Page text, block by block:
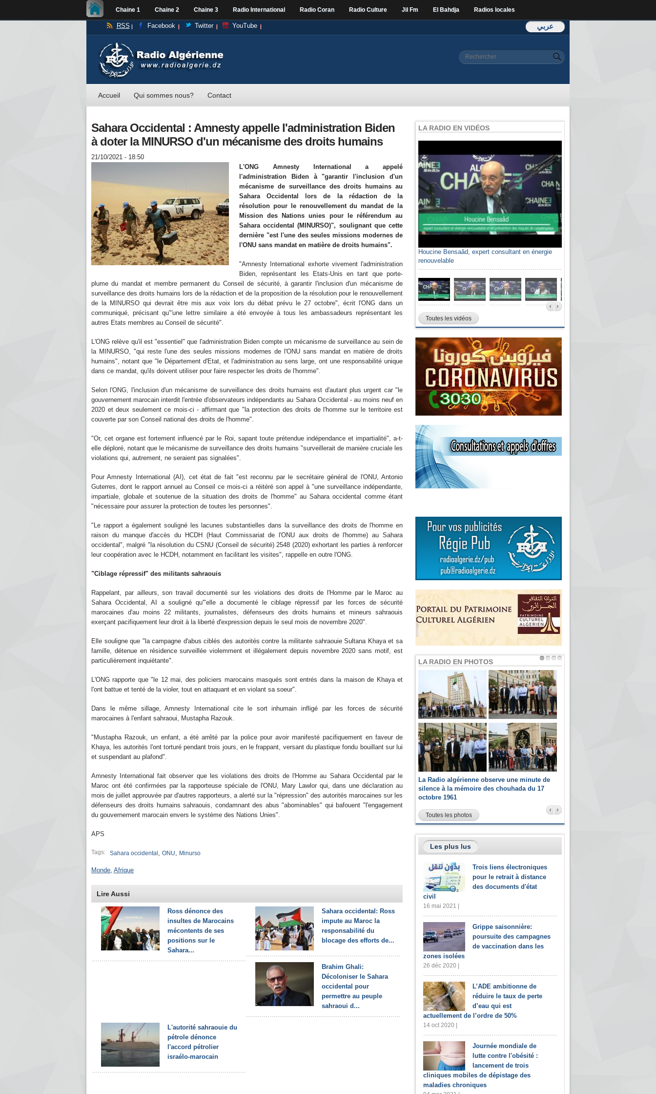
Chaine 1 Chaine 2 Chaine 3 Radio International Radio Coran Radio Culture Jil Fm El Bahdja Radios locales
عربي RSS Facebook Twitter YouTube
Formulaire de
Rechercher
Accueil Qui sommes nous? Contact
Sahara Occidental : Amnesty appelle l'administration Biden
à doter la MINURSO d'un mécanisme des droits humains
21/10/2021 - 18:50
L'ONG Amnesty International a appelé
l'administration Biden à "garantir l'inclusion d'un
mécanisme de surveillance des droits humains au
Sahara Occidental lors de la rédaction de la
résolution pour le renouvellement du mandat de la
Mission des Nations unies pour le référendum au
Sahara occidental (MINURSO)", soulignant que cette
dernière "est l'une des seules missions modernes de
l'ONU sans mandat en matière de droits humains".
"Amnesty International exhorte vivement l'administration
Biden, représentant les Etats-Unis en tant que porte-
plume du mandat et membre permanent du Conseil de sécurité, à garantir l'inclusion d'un mécanisme de
surveillance des droits humains lors de la rédaction et de la proposition de la résolution pour le renouvellement
de la MINURSO qui devrait être mis aux voix lors du débat prévu le 27 octobre", écrit l'ONG dans un
communiqué, précisant qu"'une lettre similaire a été envoyée à tous les ambassadeurs représentant les
autres Etats membres au Conseil de sécurité".
L'ONG relève qu'il est "essentiel" que l'administration Biden compte un mécanisme de surveillance au sein de
la MINURSO, "qui reste l'une des seules missions modernes de l'ONU sans mandat en matière de droits
humains", notant que "le Département d'Etat, et l'administration au sens large, ont une responsabilité unique
dans ce mandat, qu'ils doivent utiliser pour faire respecter les droits de l'homme".
Selon l'ONG, l'inclusion d'un mécanisme de surveillance des droits humains est d'autant plus urgent car "le
gouvernement marocain interdit l'entrée d'observateurs indépendants au Sahara Occidental - au moins neuf en
2020 et deux seulement ce mois-ci - affirmant que "la protection des droits de l'homme sur le territoire est
couverte par son Conseil national des droits de l'homme".
"Or, cet organe est fortement influencé par le Roi, sapant toute prétendue indépendance et impartialité", a-t-
elle déploré, notant que le mécanisme de surveillance des droits humains "surveillerait de manière cruciale les
violations qui, autrement, ne seraient pas signalées".
Pour Amnesty International (AI), cet état de fait "est reconnu par le secrétaire général de l'ONU, Antonio
Guterres, dont le rapport annuel au Conseil ce mois-ci a réitéré son appel à "une surveillance indépendante,
impartiale, globale et soutenue de la situation des droits de l'homme" au Sahara occidental comme étant
"nécessaire pour assurer la protection de toutes les personnes".
"Le rapport a également souligné les lacunes substantielles dans la surveillance des droits de l'homme en
raison du manque d'accès du HCDH (Haut Commissariat de l'ONU aux droits de l'homme) au Sahara
occidental", malgré "la résolution du CSNU (Conseil de sécurité) 2548 (2020) exhortant les parties à renforcer
leur coopération avec le HCDH, notamment en facilitant les visites", rappelle en outre l'ONG.
"Ciblage répressif" des militants sahraouis
Rappelant, par ailleurs, son travail documenté sur les violations des droits de l'Homme par le Maroc au
Sahara Occidental, AI a souligné qu'"elle a documenté le ciblage répressif par les forces de sécurité
marocaines d'au moins 22 militants, journalistes, défenseurs des droits humains et mineurs sahraouis
exerçant pacifiquement leur droit à la liberté d'expression depuis le seul mois de novembre 2020".
Elle souligne que "la campagne d'abus ciblés des autorités contre la militante sahraouie Sultana Khaya et sa
famille, détenue en résidence surveillée violemment et illégalement depuis novembre 2020 sans motif, est
particulièrement inquiétante".
L'ONG rapporte que "le 12 mai, des policiers marocains masqués sont entrés dans la maison de Khaya et
l'ont battue et tenté de la violer, tout en attaquant et en violant sa soeur".
Dans le même sillage, Amnesty International cite le sort inhumain infligé par les forces de sécurité
marocaines à l'enfant sahraoui, Mustapha Razouk.
"Mustapha Razouk, un enfant, a été arrêté par la police pour avoir manifesté pacifiquement en faveur de
Khaya, les autorités l'ont torturé pendant trois jours, en le frappant, versant du plastique fondu bouillant sur lui
et suspendant au plafond".
Amnesty International fait observer que les violations des droits de l'Homme au Sahara Occidental par le
Maroc ont été confirmées par la rapporteuse spéciale de l'ONU, Mary Lawlor qui, dans une déclaration au
mois de juillet approuvée par d'autres rapporteurs, a alerté sur la "répression" des autorités marocaines sur les
défenseurs des droits humains sahraouis, condamnant des abus "abominables" qui bafouent "l'engagement
du gouvernement marocain envers le système des Nations Unies".
APS
Tags: Sahara occidental , ONU, Minurso
Monde, Afrique
Lire Aussi
Ross dénonce des
insultes de Marocains
mécontents de ses
positions sur le
Sahara...
Sahara occidental: Ross
impute au Maroc la
responsabilité du
blocage des efforts de...
Brahim Ghali:
Décoloniser le Sahara
occidental pour
permettre au peuple
sahraoui d...
L'autorité sahraouie du
pétrole dénonce
l'accord pétrolier
israélo-marocain
LA RADIO EN VIDÉOS
Houcine Bensaâd, expert consultant en énergie
renouvelable
Toutes les vidéos
LA RADIO EN PHOTOS
La Radio algérienne observe une minute de
silence à la mémoire des chouhada du 17
octobre 1961
Toutes les photos
Les plus lus
Trois liens électroniques
pour le retrait à distance
des documents d'état
civil
16 mai 2021 |
Grippe saisonnière:
poursuite des campagnes
de vaccination dans les
zones isolées
26 déc 2020 |
L’ADE ambitionne de
réduire le taux de perte
d’eau qui est
actuellement de l’ordre de 50%
14 oct 2020 |
Journée mondiale de
lutte contre l'obésité :
lancement de trois
cliniques mobiles de dépistage des
maladies chroniques